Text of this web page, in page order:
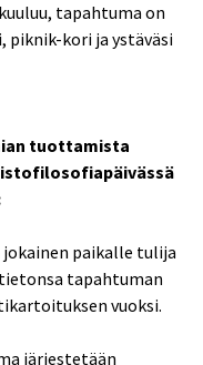
tapahtuma on
piknik-kori ja ystäväsi
tuottamista
paikalle tulija
tapahtuman
vuoksi.
järjestetään